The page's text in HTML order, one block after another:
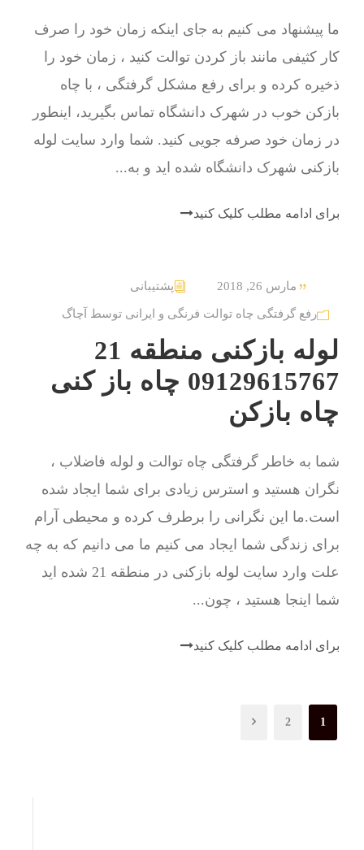
ما پیشنهاد می کنیم به جای اینکه زمان خود را صرف
کار کثیفی مانند باز کردن توالت کنید ، زمان خود را
ذخیره کرده و برای رفع مشکل گرفتگی ، با چاه
بازکن خوب در شهرک دانشگاه تماس بگیرید، اینطور
در زمان خود صرفه جویی کنید. شما وارد سایت لوله
بازکنی شهرک دانشگاه شده اید و به...
برای ادامه مطلب کلیک کنید
مارس 26, 2018 پشتیبانی
رفع گرفتگی چاه توالت فرنگی و ایرانی توسط آچاگ
لوله بازکنی منطقه 21
09129615767 چاه باز کنی
چاه بازکن
شما به خاطر گرفتگی چاه توالت و لوله فاضلاب ،
نگران هستید و استرس زیادی برای شما ایجاد شده
است.ما این نگرانی را برطرف کرده و محیطی آرام
برای زندگی شما ایجاد می کنیم ما می دانیم که به چه
علت وارد سایت لوله بازکنی در منطقه 21 شده اید
شما اینجا هستید ، چون...
برای ادامه مطلب کلیک کنید
1
2